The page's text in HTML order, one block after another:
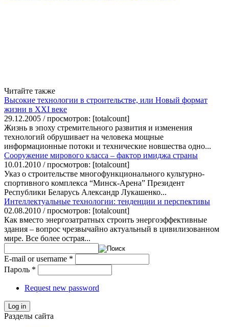
Читайте также
Высокие технологии в строительстве, или Новый формат
жизни в XXI веке
29.12.2005 / просмотров: [totalcount]
Жизнь в эпоху стремительного развития и изменения
технологий обрушивает на человека мощные
информационные потоки и технические новшества одно...
Сооружение мирового класса – фактор имиджа страны
10.01.2010 / просмотров: [totalcount]
Указ о строительстве многофункционального культурно-
спортивного комплекса “Минск-Арена” Президент
Республики Беларусь Александр Лукашенко...
Интеллектуальные технологии: тенденции и перспективы
02.08.2010 / просмотров: [totalcount]
Как вместо энергозатратных строить энергоэффективные
здания – вопрос чрезвычайно актуальный в цивилизованном
мире. Все более острая...
E-mail or username *
Пароль *
Request new password
Log in
Разделы сайта